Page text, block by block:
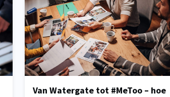
May 12, 2026
Van Watergate tot #MeToo – hoe